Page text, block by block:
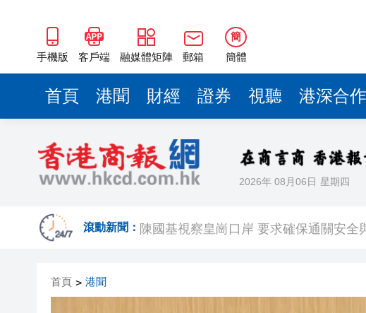
手機版 客戶端 融媒體矩陣 郵箱
簡
簡體
首頁 港聞 財經 證券 視聽 港深合作
2026年 08月06日 星期四
滾動新聞： 陳國基視察皇崗口岸 要求確保通關安全
首頁 > 港聞